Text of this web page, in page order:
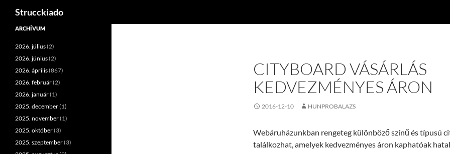
Tartalomhoz
Strucckiado
CITYBOARD VÁSÁRLÁS
KEDVEZMÉNYES ÁRON
2016-12-10 HUNPROBALAZS
Webáruházunkban rengeteg különböző színű és típusú
találkozhat, amelyek kedvezményes áron kaphatóak
ARCHÍVUM
2026. július(2)
2026. június(2)
2026. április(867)
2026. február(2)
2026. január(1)
2025. december(1)
2025. november(1)
2025. október(3)
2025. szeptember(3)